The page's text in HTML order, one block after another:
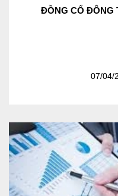
ĐỒNG CỔ ĐÔNG
07/04/